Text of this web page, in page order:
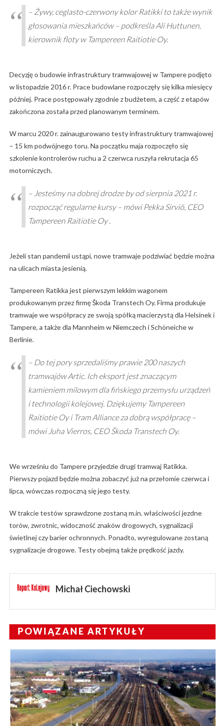
– Żywy, ceglasto-czerwony kolor Ratikki to także wynik
głosowania mieszkańców – podkreśla Ali Huttunen,
kierownik floty w Tampereen Raitiotie Oy.
Decyzję o budowie infrastruktury tramwajowej w Tampere podjęto
w listopadzie 2016 r. Prace budowlane rozpoczęły się kilka miesięcy
później. Prace postępowały zgodnie z budżetem, a część z etapów
zakończona została przed planowanym terminem.
W marcu 2020 r. zainaugurowano testy infrastruktury tramwajowej
– 15 km podwójnego toru. Na początku maja rozpoczęło się
szkolenie kontrolerów ruchu a 2 czerwca ruszyła rekrutacja 65
motorniczych.
– Jesteśmy na dobrej drodze by od sierpnia 2021 r.
rozpocząć regularne kursy – mówi Pekka Sirviö, CEO
Tampereen Raitiotie Oy .
Jeżeli stan pandemii ustąpi, nowe tramwaje podziwiać będzie można
na ulicach miasta jesienią.
Tampereen Ratikka jest pierwszym lekkim wagonem
produkowanym przez firmę Škoda Transtech Oy. Firma produkuje
tramwaje we współpracy ze swoją spółką macierzystą dla Helsinek i
Tampere, a także dla Mannheim w Niemczech i Schöneiche w
Berlinie.
– Do tej pory sprzedaliśmy prawie 200 naszych
tramwajów Artic. Ich eksport jest znaczącym
kamieniem milowym dla fińskiego przemysłu urządzeń
i technologii kolejowej. Dziękujemy Tampereen
Raitiotie Oy i Tram Alliance za dobrą współpracę –
mówi Juha Vierros, CEO Škoda Transtech Oy.
We wrześniu do Tampere przyjedzie drugi tramwaj Ratikka.
Pierwszy pojazd będzie można zobaczyć już na przełomie czerwca i
lipca, wówczas rozpoczną się jego testy.
W trakcie testów sprawdzone zostaną m.in. właściwości jezdne
torów, zwrotnic, widoczność znaków drogowych, sygnalizacji
świetlnej czy barier ochronnych. Ponadto, wyregulowane zostaną
sygnalizacje drogowe. Testy obejmą także prędkość jazdy.
Michał Ciechowski
POWIĄZANE ARTYKUŁY